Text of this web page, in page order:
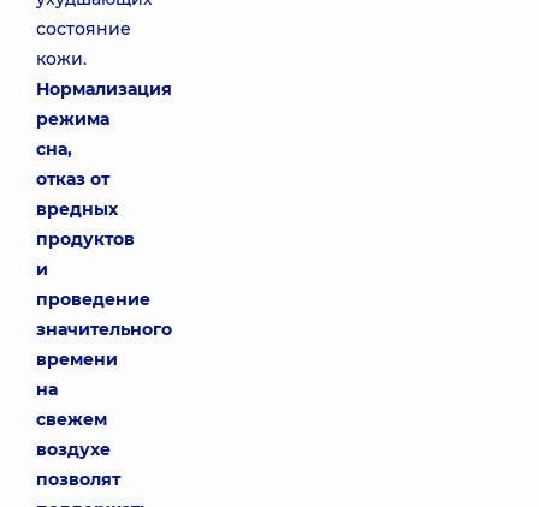
состояние
кожи.
Нормализация
режима
сна,
отказ от
вредных
продуктов
и
проведение
значительного
времени
на
свежем
воздухе
позволят